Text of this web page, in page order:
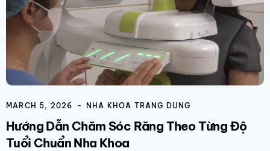
MARCH 5, 2026 NHA KHOA TRANG DUNG
Hướng Dẫn Chăm Sóc Răng Theo Từng Độ
Tuổi Chuẩn Nha Khoa